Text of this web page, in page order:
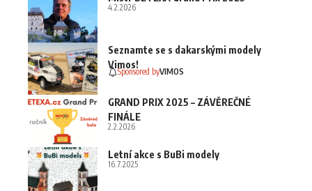
4.2.2026
Seznamte se s dakarskými modely
Vimos!
Sponsored byVIMOS
GRAND PRIX 2025 – ZÁVĚREČNÉ
FINÁLE
2.2.2026
Letní akce s BuBi modely
16.7.2025